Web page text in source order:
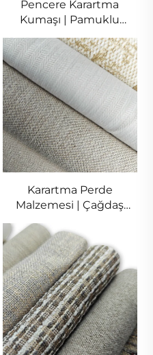
Pencere Karartma
Kumaşı | Pamuklu
Perde Yüzme ve Arkaya
Kumaş
Karartma Perde
Malzemesi | Çağdaş
Perde ve Perde
Kumaşları